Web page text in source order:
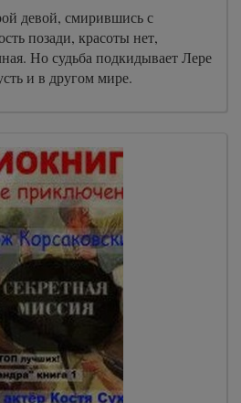
девой, смирившись с
позади, красоты нет,
Но судьба подкидывает Лере
и в другом мире.